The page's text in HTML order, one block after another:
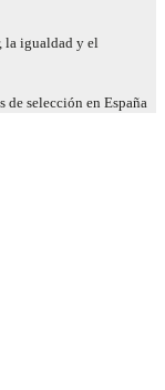
la igualdad y el
de selección en España